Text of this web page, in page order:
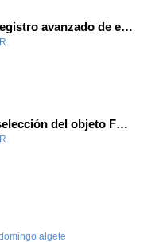
3.3. Modelo de registro avanzado de eventos según W3C 3.
1.1. Formas de selección del objeto Form 3
algete